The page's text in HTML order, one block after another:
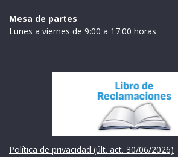
Mesa de partes
Lunes a viernes de 9:00 a 17:00 horas
Política de privacidad (últ. act. 30/06/2026)